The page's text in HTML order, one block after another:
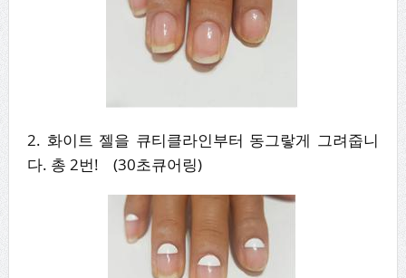
2. 화이트 젤을 큐티클라인부터 동그랗게 그려줍니
다. 총 2번! (30초큐어링)